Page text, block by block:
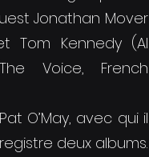
Jonathan Mover
Tom Kennedy (Al
Voice, French
O’May, avec qui il
deux albums.